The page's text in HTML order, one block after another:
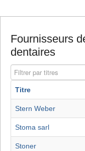
Fournisseurs
dentaires
Filtrer par titres
Titre
Stern Weber
Stoma sarl
Stoner